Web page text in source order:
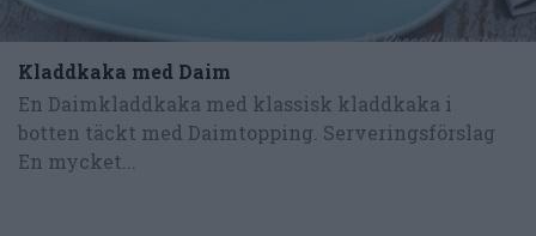
Kladdkaka med Daim
En Daimkladdkaka med klassisk kladdkaka i
botten täckt med Daimtopping. Serveringsförslag
En mycket...